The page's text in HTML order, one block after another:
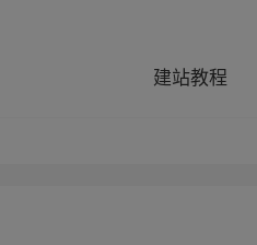
建站教程